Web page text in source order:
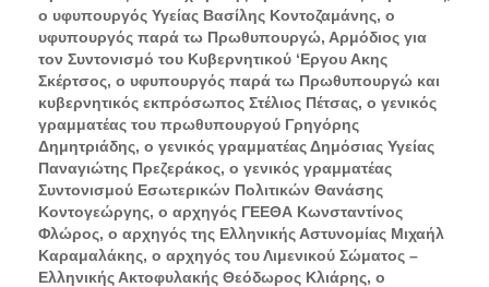
ο υφυπουργός Υγείας Βασίλης Κοντοζαμάνης, ο
υφυπουργός παρά τω Πρωθυπουργώ, Αρμόδιος για
τον Συντονισμό του Κυβερνητικού ‘Εργου Ακης
Σκέρτσος, ο υφυπουργός παρά τω Πρωθυπουργώ και
κυβερνητικός εκπρόσωπος Στέλιος Πέτσας, ο γενικός
γραμματέας του πρωθυπουργού Γρηγόρης
Δημητριάδης, ο γενικός γραμματέας Δημόσιας Υγείας
Παναγιώτης Πρεζεράκος, ο γενικός γραμματέας
Συντονισμού Εσωτερικών Πολιτικών Θανάσης
Κοντογεώργης, ο αρχηγός ΓΕΕΘΑ Κωνσταντίνος
Φλώρος, ο αρχηγός της Ελληνικής Αστυνομίας Μιχαήλ
Καραμαλάκης, ο αρχηγός του Λιμενικού Σώματος –
Ελληνικής Ακτοφυλακής Θεόδωρος Κλιάρης, ο